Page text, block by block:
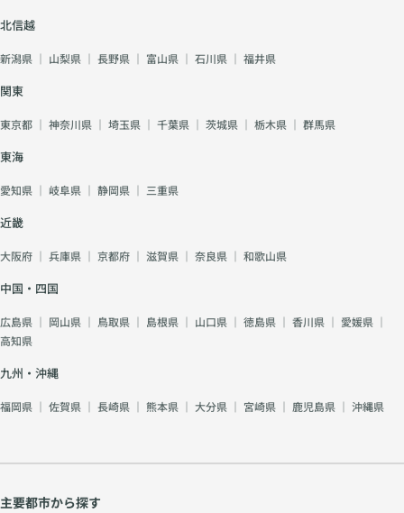
北信越
新潟県 ｜ 山梨県 ｜ 長野県 ｜ 富山県 ｜ 石川県 ｜ 福井県
関東
東京都 ｜ 神奈川県 ｜ 埼玉県 ｜ 千葉県 ｜ 茨城県 ｜ 栃木県 ｜ 群馬県
東海
愛知県 ｜ 岐阜県 ｜ 静岡県 ｜ 三重県
近畿
大阪府 ｜ 兵庫県 ｜ 京都府 ｜ 滋賀県 ｜ 奈良県 ｜ 和歌山県
中国・四国
広島県 ｜ 岡山県 ｜ 鳥取県 ｜ 島根県 ｜ 山口県 ｜ 徳島県 ｜ 香川県 ｜ 愛媛県 ｜
高知県
九州・沖縄
福岡県 ｜ 佐賀県 ｜ 長崎県 ｜ 熊本県 ｜ 大分県 ｜ 宮崎県 ｜ 鹿児島県 ｜ 沖縄県
主要都市から探す